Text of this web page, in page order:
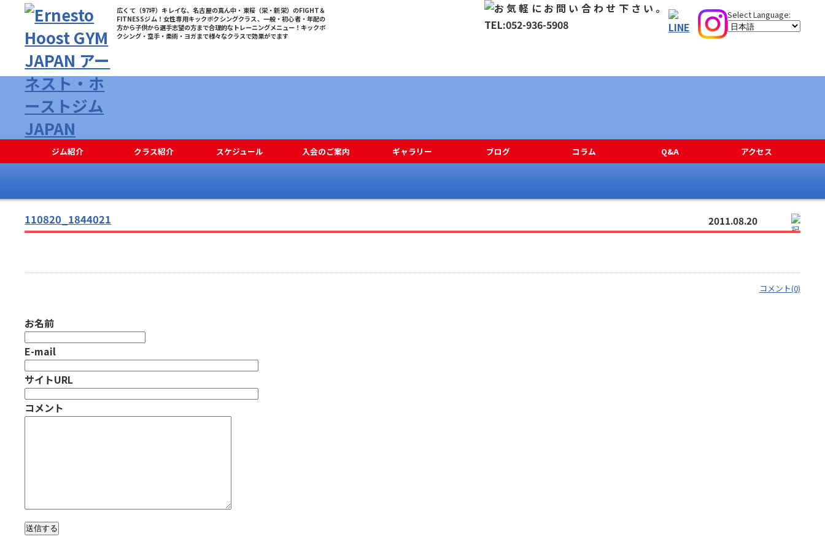
広くて（97坪）キレイな、名古屋の真ん中・東桜（栄・新栄）のFIGHT＆
FITNESSジム！女性専用キックボクシングクラス、一般・初心者・年配の
方から子供から選手志望の方まで合理的なトレーニングメニュー！キックボ
クシング・空手・柔術・ヨガまで様々なクラスで効果がでます
ジム紹介 クラス紹介 スケジュール 入会のご案内 ギャラリー ブログ コラム Q&A アクセス
110820_1844021 2011.08.20
コメント(0)
お名前
E-mail
サイトURL
コメント